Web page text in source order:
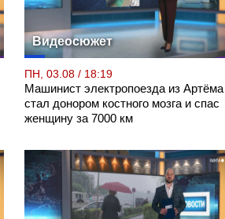
Видеосюжет
ПН, 03.08 / 18:19
Машинист электропоезда из Артёма
стал донором костного мозга и спас
женщину за 7000 км